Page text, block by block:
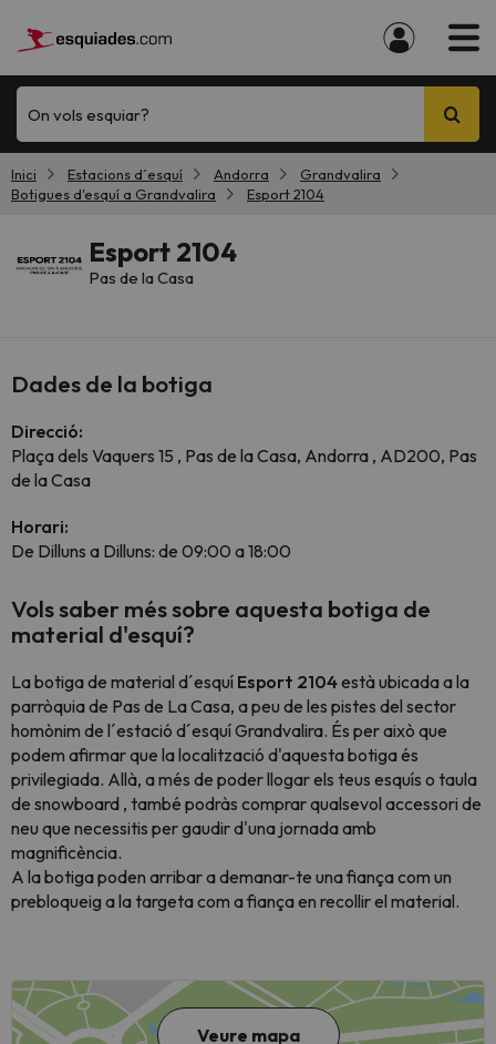
On vols esquiar?
Inici Estacions d´esquí Andorra
Grandvalira
Botigues d'esquí a Grandvalira
Esport 2104
Esport 2104
Pas de la Casa
Dades de la botiga
Direcció:
Plaça dels Vaquers 15 , Pas de la Casa, Andorra , AD200, Pas
de la Casa
Horari:
De Dilluns a Dilluns: de 09:00 a 18:00
Vols saber més sobre aquesta botiga de
material d'esquí?
La botiga de material d´esquí Esport 2104està ubicada a la
parròquia de Pas de La Casa, a peu de les pistes del sector
homònim de l´estació d´esquí Grandvalira. És per això que
podem afirmar que la localització d'aquesta botiga és
privilegiada. Allà, a més de poder llogar els teus esquís o taula
de snowboard , també podràs comprar qualsevol accessori de
neu que necessitis per gaudir d'una jornada amb
magnificència.
A la botiga poden arribar a demanar-te una fiança com un
prebloqueig a la targeta com a fiança en recollir el material.
Veure mapa